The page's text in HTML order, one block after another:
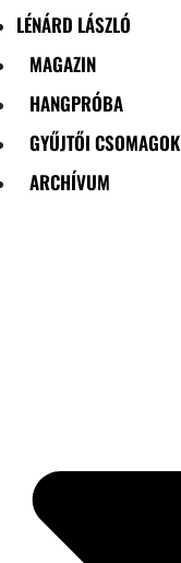
LÉNÁRD LÁSZLÓ
MAGAZIN
HANGPRÓBA
GYŰJTŐI CSOMAGOK
ARCHÍVUM